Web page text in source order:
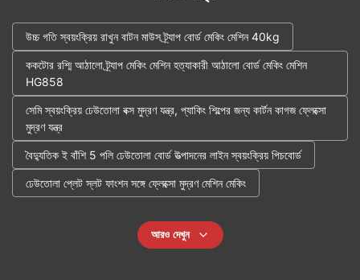
উচ্চ গতি স্বয়ংক্রিয় রাখুন বাটন মাউস ট্র্যাপ বোর্ড মেকিং মেশিন 40kg
ককটোর রশ্মি আঠালো ট্র্যাপ মেকিং মেশিন হত্যাকারী আঠালো বোর্ড মেকিং মেশিন
HG858
সেমি স্বয়ংক্রিয় ঢেউতোলা বক্স মুদ্রণ যন্ত্র, প্যাকিং শিল্পের জন্য কার্টন কাগজ ফ্লেক্সো
মুদ্রণ যন্ত্র
বৈদ্যুতিক ই বাঁশি 5 পলি ঢেউতোলা বোর্ড উত্পাদনের লাইন স্বয়ংক্রিয় পিচবোর্ড
ঢেউতোলা প্লেট স্লট ফাংশন সঙ্গে ফ্লেক্সো মুদ্রণ মেশিন মেকিং
আরও দেখুন